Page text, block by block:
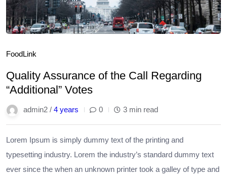
FoodLink
Quality Assurance of the Call Regarding
“Additional” Votes
admin2 / 4 years 0 3 min read
Lorem Ipsum is simply dummy text of the printing and
typesetting industry. Lorem the industry’s standard dummy text
ever since the when an unknown printer took a galley of type and